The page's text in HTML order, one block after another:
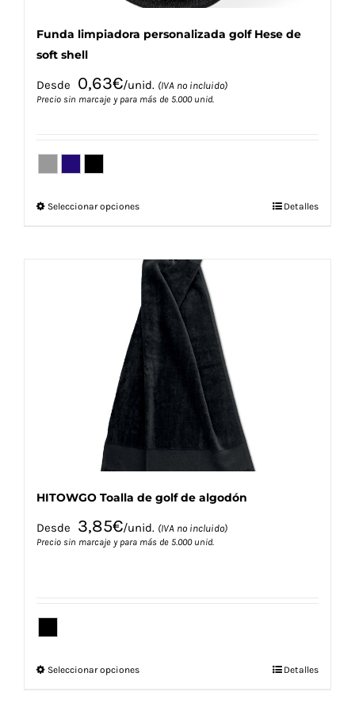
Funda limpiadora personalizada golf Hese de
soft shell
Desde 0,63€/unid. (IVA no incluido)
Precio sin marcaje y para más de 5.000 unid.
Seleccionar opcionesEste
múltiples
variantes.
Las
opciones
se
pueden
elegir
producto
Detalles
HITOWGO Toalla de golf de algodón
Desde 3,85€/unid. (IVA no incluido)
Precio sin marcaje y para más de 5.000 unid.
Seleccionar opcionesEste
Detalles